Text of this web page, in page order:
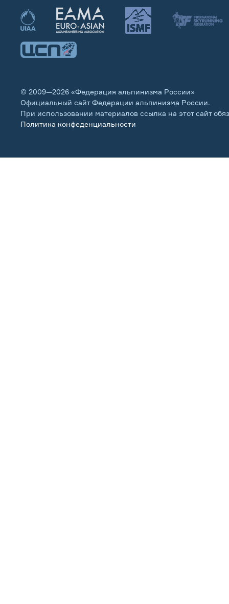
© 2009—2026 «Федерация альпинизма России»
Официальный сайт Федерации альпинизма России.
При использовании материалов ссылка на этот сайт
Политика конфеденциальности